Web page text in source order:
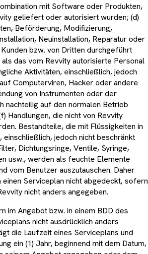
mit Software oder Produkten,
geliefert oder autorisiert wurden; (d)
Beförderung, Modifizierung,
Neuinstallation, Reparatur oder
bzw. von Dritten durchgeführt
das vom Revvity autorisierte Personal
Aktivitäten, einschließlich, jedoch
Computerviren, Hacker oder andere
von Instrumenten oder der
nachteilig auf den normalen Betrieb
Handlungen, die nicht von Revvity
Bestandteile, die mit Flüssigkeiten in
einschließlich, jedoch nicht beschränkt
Dichtungsringe, Ventile, Syringe,
usw., werden als feuchte Elemente
vom Benutzer auszutauschen. Daher
Serviceplan nicht abgedeckt, sofern
nicht anders angegeben.
im Angebot bzw. in einem BDD des
nicht ausdrücklich anders
die Laufzeit eines Serviceplans und
ein (1) Jahr, beginnend mit dem Datum,